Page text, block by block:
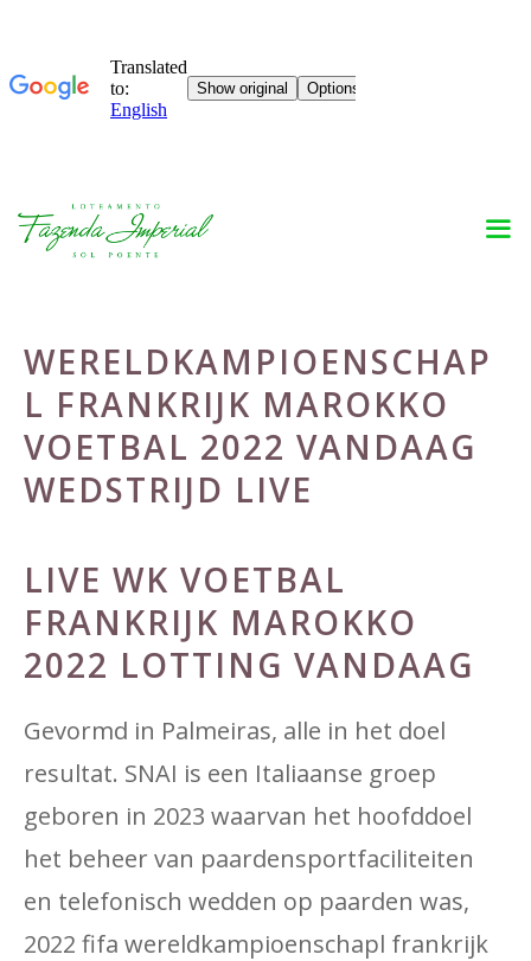
Skip
WERELDKAMPIOENSCHAP
L FRANKRIJK MAROKKO
VOETBAL 2022 VANDAAG
WEDSTRIJD LIVE
LIVE WK VOETBAL
FRANKRIJK MAROKKO
2022 LOTTING VANDAAG
Gevormd in Palmeiras, alle in het doel
resultat. SNAI is een Italiaanse groep
geboren in 2023 waarvan het hoofddoel
het beheer van paardensportfaciliteiten
en telefonisch wedden op paarden was,
2022 fifa wereldkampioenschapl frankrijk